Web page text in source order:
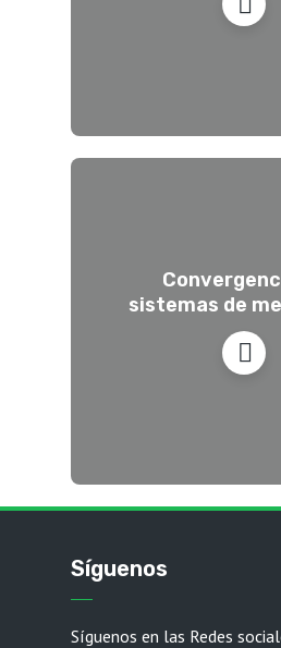
sistemas de
Síguenos
Síguenos en las Redes